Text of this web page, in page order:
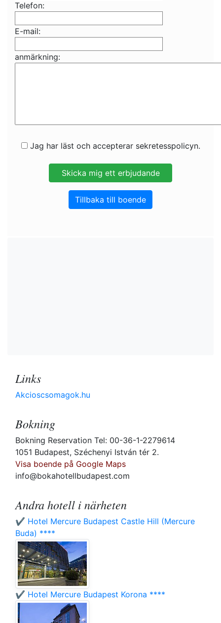
Telefon:
E-mail:
anmärkning:
Jag har läst och accepterar sekretesspolicyn.
Tillbaka till boende
Links
Akcioscsomagok.hu
Bokning
Bokning Reservation Tel: 00-36-1-2279614
1051 Budapest, Széchenyi István tér 2.
Visa boende på Google Maps
info@bokahotellbudapest.com
Andra hotell i närheten
✔️ Hotel Mercure Budapest Castle Hill (Mercure
Buda) ****
✔️ Hotel Mercure Budapest Korona ****